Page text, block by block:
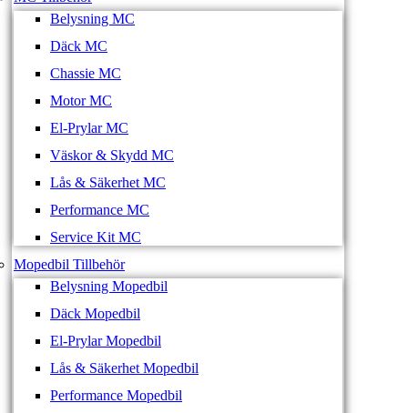
Belysning MC
Däck MC
Chassie MC
Motor MC
El-Prylar MC
Väskor & Skydd MC
Lås & Säkerhet MC
Performance MC
Service Kit MC
Mopedbil Tillbehör
Belysning Mopedbil
Däck Mopedbil
El-Prylar Mopedbil
Lås & Säkerhet Mopedbil
Performance Mopedbil